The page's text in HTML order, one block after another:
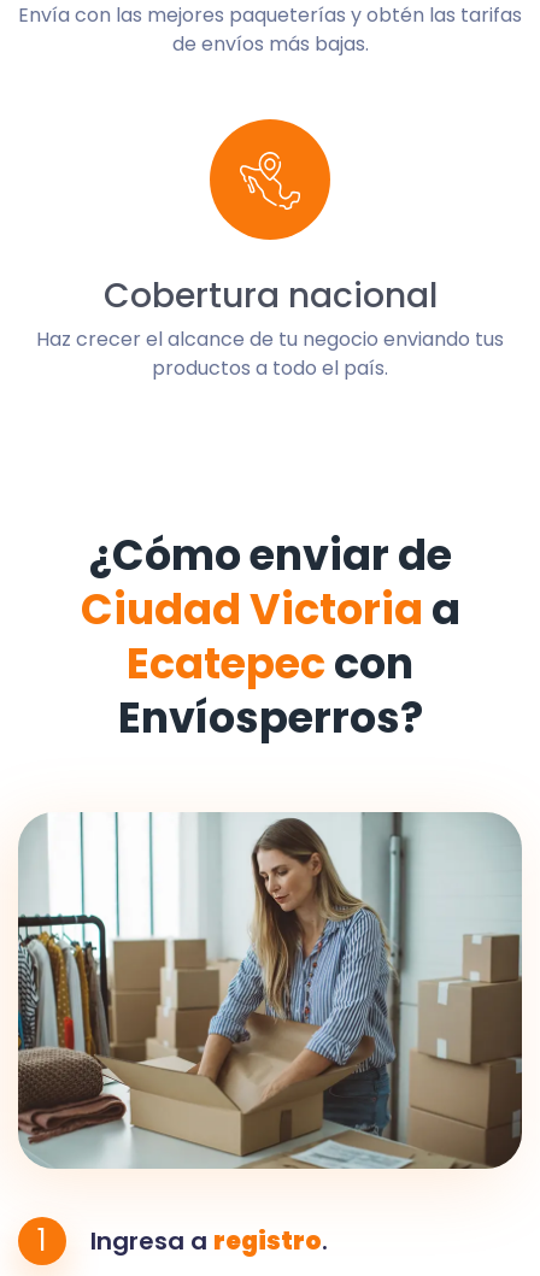
Envía con las mejores paqueterías y obtén las tarifas
de envíos más bajas.
Cobertura nacional
Haz crecer el alcance de tu negocio enviando tus
productos a todo el país.
¿Cómo enviar de
Ciudad Victoria a
Ecatepeccon
Envíosperros?
1 Ingresa a registro.